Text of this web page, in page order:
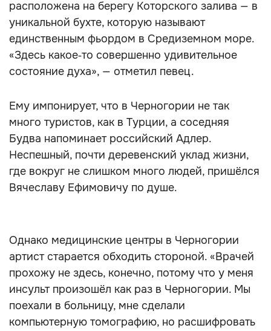
расположена на берегу Которского залива — в
уникальной бухте, которую называют
единственным фьордом в Средиземном море.
«Здесь какое‑то совершенно удивительное
состояние духа», — отметил певец.
Ему импонирует, что в Черногории не так
много туристов, как в Турции, а соседняя
Будва напоминает российский Адлер.
Неспешный, почти деревенский уклад жизни,
где вокруг не слишком много людей, пришёлся
Вячеславу Ефимовичу по душе.
Однако медицинские центры в Черногории
артист старается обходить стороной. «Врачей
прохожу не здесь, конечно, потому что у меня
инсульт произошёл как раз в Черногории. Мы
поехали в больницу, мне сделали
компьютерную томографию, но расшифровать